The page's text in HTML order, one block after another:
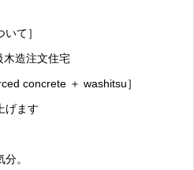
て］
木造注文住宅
concrete ＋ washitsu］
げます
。